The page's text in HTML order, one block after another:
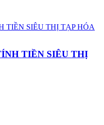
TIỀN SIÊU THỊ